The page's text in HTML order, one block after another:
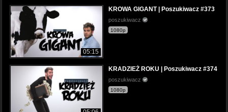
05:15
KROWA GIGANT | Poszukiwacz #373
poszukiwacz
1080p
KRADZIEŻ ROKU | Poszukiwacz #374
poszukiwacz
1080p